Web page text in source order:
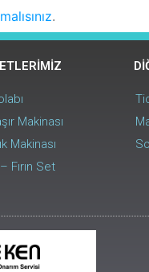
.
Makinası
Makinası
– Fırın Set